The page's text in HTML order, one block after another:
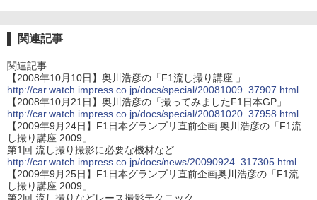
関連記事
関連記事
【2008年10月10日】奥川浩彦の「F1流し撮り講座 」
http://car.watch.impress.co.jp/docs/special/20081009_37907.html
【2008年10月21日】奥川浩彦の「撮ってみましたF1日本GP」
http://car.watch.impress.co.jp/docs/special/20081020_37958.html
【2009年9月24日】F1日本グランプリ直前企画 奥川浩彦の「F1流
し撮り講座 2009」
第1回 流し撮り撮影に必要な機材など
http://car.watch.impress.co.jp/docs/news/20090924_317305.html
【2009年9月25日】F1日本グランプリ直前企画奥川浩彦の「F1流
し撮り講座 2009」